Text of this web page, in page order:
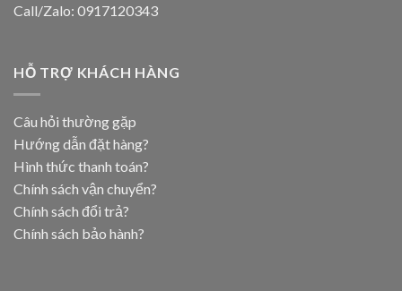
Call/Zalo: 0917120343
HỖ TRỢ KHÁCH HÀNG
Câu hỏi thường gặp
Hướng dẫn đặt hàng?
Hình thức thanh toán?
Chính sách vận chuyển?
Chính sách đổi trả?
Chính sách bảo hành?